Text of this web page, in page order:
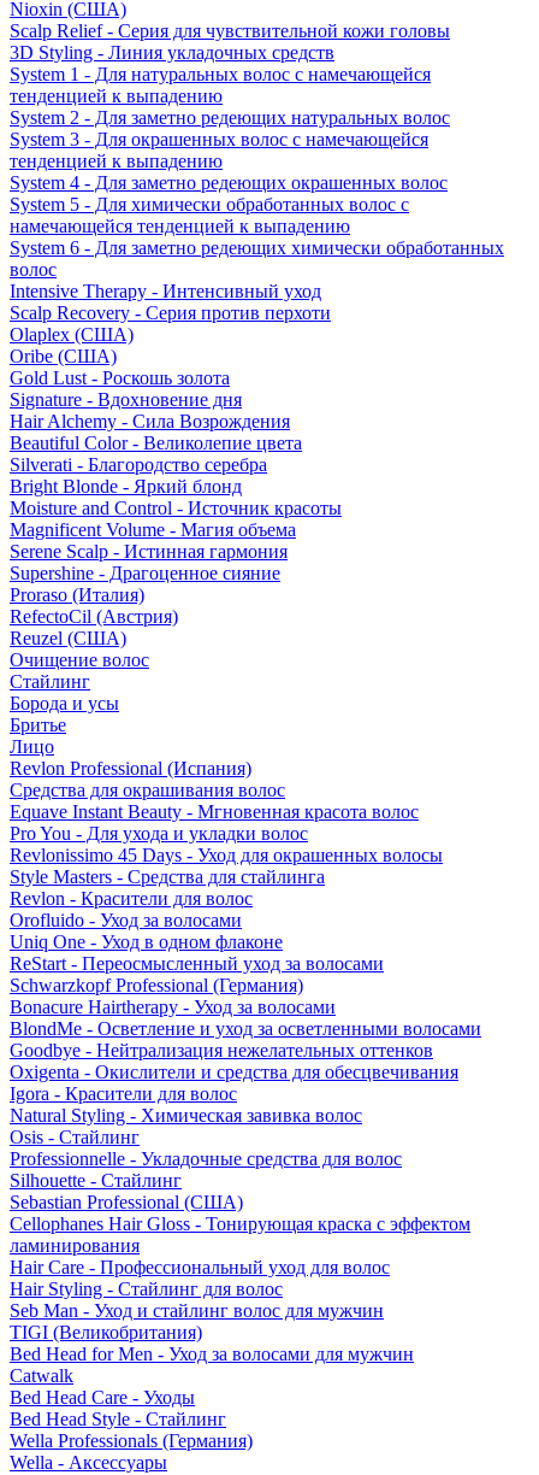
Nioxin (США)
Scalp Relief - Серия для чувствительной кожи головы
3D Styling - Линия укладочных средств
System 1 - Для натуральных волос с намечающейся
тенденцией к выпадению
System 2 - Для заметно редеющих натуральных волос
System 3 - Для окрашенных волос с намечающейся
тенденцией к выпадению
System 4 - Для заметно редеющих окрашенных волос
System 5 - Для химически обработанных волос с
намечающейся тенденцией к выпадению
System 6 - Для заметно редеющих химически обработанных
волос
Intensive Therapy - Интенсивный уход
Scalp Recovery - Серия против перхоти
Olaplex (США)
Oribe (США)
Gold Lust - Роскошь золота
Signature - Вдохновение дня
Hair Alchemy - Сила Возрождения
Beautiful Color - Великолепие цвета
Silverati - Благородство серебра
Bright Blonde - Яркий блонд
Moisture and Control - Источник красоты
Magnificent Volume - Магия объема
Serene Scalp - Истинная гармония
Supershine - Драгоценное сияние
Proraso (Италия)
RefectoCil (Австрия)
Reuzel (США)
Очищение волос
Стайлинг
Борода и усы
Бритье
Лицо
Revlon Professional (Испания)
Средства для окрашивания волос
Equave Instant Beauty - Мгновенная красота волос
Pro You - Для ухода и укладки волос
Revlonissimo 45 Days - Уход для окрашенных волосы
Style Masters - Средства для стайлинга
Revlon - Красители для волос
Orofluido - Уход за волосами
Uniq One - Уход в одном флаконе
ReStart - Переосмысленный уход за волосами
Schwarzkopf Professional (Германия)
Bonacure Hairtherapy - Уход за волосами
BlondMe - Осветление и уход за осветленными волосами
Goodbye - Нейтрализация нежелательных оттенков
Oxigenta - Окислители и средства для обесцвечивания
Igora - Красители для волос
Natural Styling - Химическая завивка волос
Osis - Стайлинг
Professionnelle - Укладочные средства для волос
Silhouette - Стайлинг
Sebastian Professional (США)
Cellophanes Hair Gloss - Тонирующая краска с эффектом
ламинирования
Hair Care - Профессиональный уход для волос
Hair Styling - Стайлинг для волос
Seb Man - Уход и стайлинг волос для мужчин
TIGI (Великобритания)
Bed Head for Men - Уход за волосами для мужчин
Catwalk
Bed Head Care - Уходы
Bed Head Style - Стайлинг
Wella Professionals (Германия)
Wella - Аксессуары